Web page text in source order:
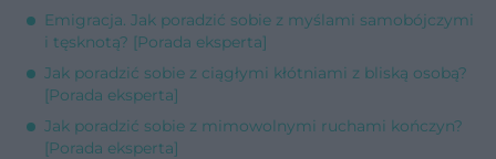
Emigracja. Jak poradzić sobie z myślami samobójczymi
i tęsknotą? [Porada eksperta]
Jak poradzić sobie z ciągłymi kłótniami z bliską osobą?
[Porada eksperta]
Jak poradzić sobie z mimowolnymi ruchami kończyn?
[Porada eksperta]